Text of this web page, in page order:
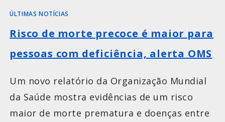
ÚLTIMAS NOTÍCIAS
Risco de morte precoce é maior para
pessoas com deficiência, alerta OMS
Um novo relatório da Organização Mundial
da Saúde mostra evidências de um risco
maior de morte prematura e doenças entre